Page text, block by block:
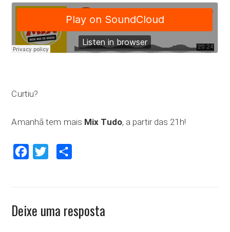
Curtiu?
Amanhã tem mais Mix Tudo, a partir das 21h!
Facebook Twitter
Deixe uma resposta